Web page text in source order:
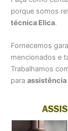
porque somos
técnica Elica.
Fornecemos
mencionados e
Trabalhamos
paraassistência